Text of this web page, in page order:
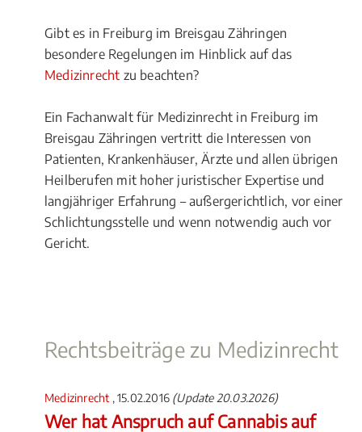
Gibt es in Freiburg im Breisgau Zähringen
besondere Regelungen im Hinblick auf das
Medizinrecht zu beachten?
Ein Fachanwalt für Medizinrecht in Freiburg im
Breisgau Zähringen vertritt die Interessen von
Patienten, Krankenhäuser, Ärzte und allen übrigen
Heilberufen mit hoher juristischer Expertise und
langjähriger Erfahrung – außergerichtlich, vor einer
Schlichtungsstelle und wenn notwendig auch vor
Gericht.
Rechtsbeiträge zu Medizinrecht
Medizinrecht , 15.02.2016 (Update 20.03.2026)
Wer hat Anspruch auf Cannabis auf